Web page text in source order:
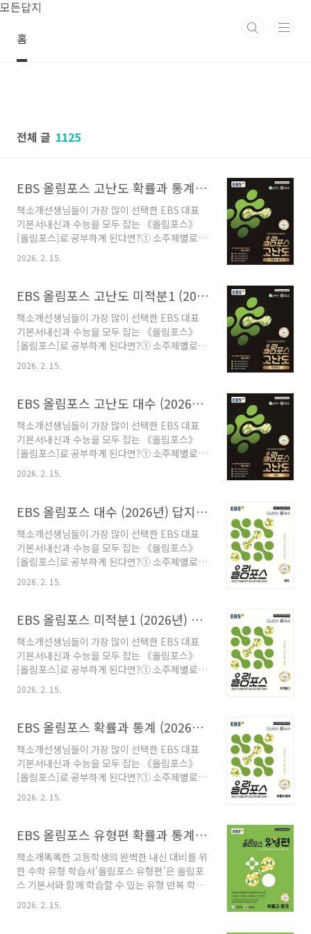
본문 바로가기
모든답지
홈
전체 글 1125
EBS 올림포스 고난도 확률과 통계 (2026년) 답지 정답 해설
책소개선생님들이 가장 많이 선택한 EBS 대표
기본서내신과 수능을 모두 잡는 《올림포스》
[올림포스]로 공부하게 된다면?① 소주제별로 세
분화한 핵심 내용을 체계적으로 정리하고 예시를
통해 확실하게 개념을 이해할 수 있습니다.② 대
를 다시 풀어보며 기본기를 다질 수 있습니다.③
에 대한 적응력을 높일 수 있습니다.④
LEVEL1~3의 대단원 종합문제와 서술형 쪽지 시
험을 풀어보며 고난도 문항부터 수행평가까지 대
비할 수 있습니다.* 선생님 선택 1위! 올림포스
도 목차Ⅰ. 경우의 수01 순열과 조합, 이항정리
Ⅱ. 확률02 확률의 개..
2026. 2. 15.
EBS 올림포스 고난도 미적분1 (2026년) 답지 정답 해설
책소개선생님들이 가장 많이 선택한 EBS 대표
기본서내신과 수능을 모두 잡는 《올림포스》
[올림포스]로 공부하게 된다면?① 소주제별로 세
분화한 핵심 내용을 체계적으로 정리하고 예시를
통해 확실하게 개념을 이해할 수 있습니다.② 대
를 다시 풀어보며 기본기를 다질 수 있습니다.③
에 대한 적응력을 높일 수 있습니다.④
LEVEL1~3의 대단원 종합문제와 서술형 쪽지 시
험을 풀어보며 고난도 문항부터 수행평가까지 대
비할 수 있습니다.* 선생님 선택 1위! 올림포스
도 목차Ⅰ. 함수의 극한과 연속01 함수의 극한02
함수의 연속Ⅱ. 미분..
2026. 2. 15.
EBS 올림포스 고난도 대수 (2026년) 답지 정답 해설
책소개선생님들이 가장 많이 선택한 EBS 대표
기본서내신과 수능을 모두 잡는 《올림포스》
[올림포스]로 공부하게 된다면?① 소주제별로 세
분화한 핵심 내용을 체계적으로 정리하고 예시를
통해 확실하게 개념을 이해할 수 있습니다.② 대
를 다시 풀어보며 기본기를 다질 수 있습니다.③
중단원 별로 자주 출제되는 문제들로 여러 유형
에 대한 적응력을 높일 수 있습니다.④
LEVEL1~3의 대단원 종합문제와 서술형 쪽지 시
험을 풀어보며 고난도 문항부터 수행평가까지 대
비할 수 있습니다.* 선생님 선택 1위! 올림포스
도 목차Ⅰ. 지수함수와 로그함수01 지수와 로그
02 지수함수와 로그함수Ⅱ..
2026. 2. 15.
EBS 올림포스 대수 (2026년) 답지 정답 해설
책소개선생님들이 가장 많이 선택한 EBS 대표
기본서내신과 수능을 모두 잡는 《올림포스》
[올림포스]로 공부하게 된다면?① 소주제별로 세
통해 확실하게 개념을 이해할 수 있습니다.② 대
를 다시 풀어보며 기본기를 다질 수 있습니다.③
중단원 별로 자주 출제되는 문제들로 여러 유형
에 대한 적응력을 높일 수 있습니다.④
LEVEL1~3의 대단원 종합문제와 서술형 쪽지 시
험을 풀어보며 고난도 문항부터 수행평가까지 대
비할 수 있습니다.* 선생님 선택 1위! 올림포스
도 목차I. 지수함수와 로그함수01 지수와 로그02
지수함수와 로그함수대..
2026. 2. 15.
EBS 올림포스 미적분1 (2026년) 답지 정답 해설
책소개선생님들이 가장 많이 선택한 EBS 대표
기본서내신과 수능을 모두 잡는 《올림포스》
[올림포스]로 공부하게 된다면?① 소주제별로 세
통해 확실하게 개념을 이해할 수 있습니다.② 대
를 다시 풀어보며 기본기를 다질 수 있습니다.③
중단원 별로 자주 출제되는 문제들로 여러 유형
에 대한 적응력을 높일 수 있습니다.④
LEVEL1~3의 대단원 종합문제와 서술형 쪽지 시
험을 풀어보며 고난도 문항부터 수행평가까지 대
비할 수 있습니다.* 선생님 선택 1위! 올림포스
도 목차I. 함수의 극한과 연속01 함수의 극한02
함수의 연속대단원 종..
2026. 2. 15.
EBS 올림포스 확률과 통계 (2026년) 답지 정답 해설
책소개선생님들이 가장 많이 선택한 EBS 대표
기본서내신과 수능을 모두 잡는 《올림포스》
[올림포스]로 공부하게 된다면?① 소주제별로 세
분화한 핵심 내용을 체계적으로 정리하고 예시를
통해 확실하게 개념을 이해할 수 있습니다.② 대
를 다시 풀어보며 기본기를 다질 수 있습니다.③
에 대한 적응력을 높일 수 있습니다.④
LEVEL1~3의 대단원 종합문제와 서술형 쪽지 시
험을 풀어보며 고난도 문항부터 수행평가까지 대
비할 수 있습니다.* 선생님 선택 1위! 올림포스
2026. 2. 15.
EBS 올림포스 유형편 확률과 통계 (2026년) 답지 정답 해설
책소개똑똑한 고등학생의 완벽한 내신 대비를 위
한 수학 유형 학습서'올림포스 유형편'은 올림포
스 기본서와 함께 학습할 수 있는 유형 반복 학습
서 입니다.- 올림포스의 '기본 유형 익히기' 쪽수
와 일대일 매칭하여 유형별 연계 학습이 가능합
2026. 2. 15.